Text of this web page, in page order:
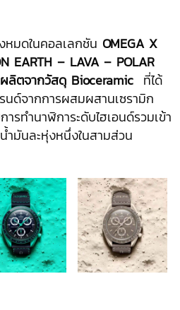
หมดในคอลเลกชัน OMEGA X
EARTH – LAVA – POLAR
ผลิตจากวัสดุ Bioceramic ที่ได้
ด์จากการผสมผสานเซรามิก
รทำนาฬิการะดับไฮเอนด์รวมเข้า
มันละหุ่งหนึ่งในสามส่วน